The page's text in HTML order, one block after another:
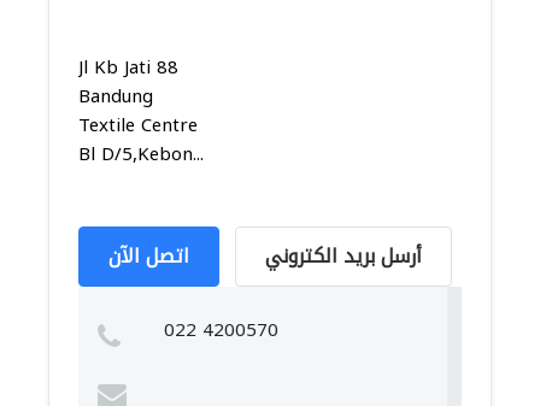
Jl Kb Jati 88
Bandung
Textile Centre
Bl D/5,Kebon...
اتصل الآن أرسل بريد الكتروني
022 4200570